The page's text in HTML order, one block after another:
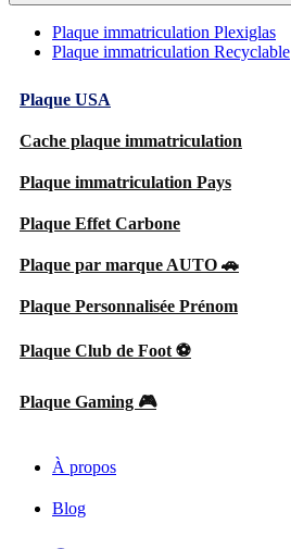
Plaque immatriculation Plexiglas
Plaque immatriculation Recyclable
Plaque USA
Cache plaque immatriculation
Plaque immatriculation Pays
Plaque Effet Carbone
Plaque par marque AUTO 🚗
Plaque Personnalisée Prénom
Plaque Club de Foot ⚽
Plaque Gaming 🎮
À propos
Blog